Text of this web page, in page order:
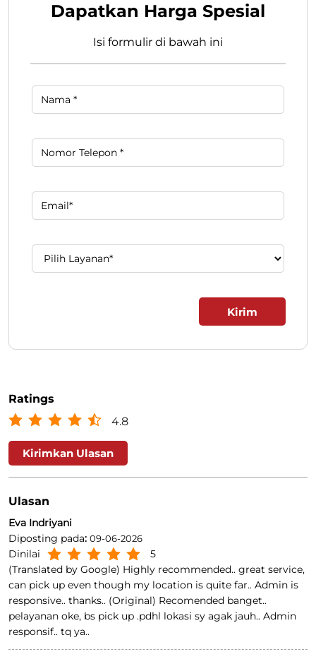
Dapatkan Harga Spesial
Isi formulir di bawah ini
Ratings
4.8
Kirimkan Ulasan
Ulasan
Eva Indriyani
Diposting pada: 09-06-2026
Dinilai
5
(Translated by Google) Highly recommended.. great service,
can pick up even though my location is quite far.. Admin is
responsive.. thanks.. (Original) Recomended banget..
pelayanan oke, bs pick up .pdhl lokasi sy agak jauh.. Admin
responsif.. tq ya..